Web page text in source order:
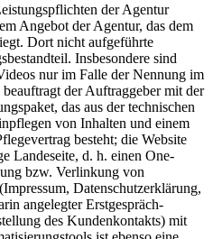
der Agentur
Angebot der Agentur, das dem
Dort nicht aufgeführte
Insbesondere sind
nur im Falle der Nennung im
der Auftraggeber mit der
das aus der technischen
von Inhalten und einem
besteht; die Website
Landeseite, d. h. einen One-
bzw. Verlinkung von
Datenschutzerklärung,
angelegter Erstgespräch-
des Kundenkontakts) mit